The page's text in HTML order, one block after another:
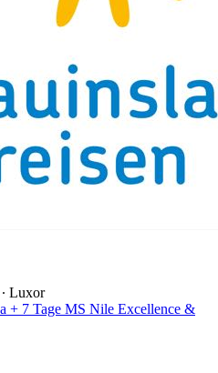
Luxor
+ 7 Tage MS Nile Excellence &